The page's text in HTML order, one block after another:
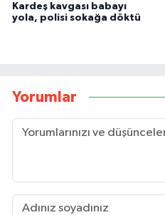
Kardeş kavgası babayı
yola, polisi sokağa döktü
Yorumlar